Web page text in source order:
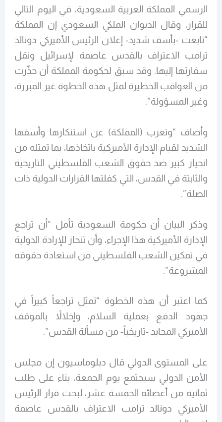
الرسمي المملكة العربية السعودية، في اليوم التالي
للقرار، وقال الديوان الملكي السعودي إن المملكة
“تابعت -بأسف شديد- إعلان الرئيس الأميركي دونالد
ترامب الاعتراف بالقدس عاصمة لإسرائيل ونقل
سفارتها إليها. وقد سبق لحكومة المملكة أن حذّرت
من العواقب الخطيرة لمثل هذه الخطوة غير المبررة،
وغير المسؤولة”.
وأضاف “وتعرب (المملكة) عن استنكارها وأسفها
الشديد لقيام الإدارة الأميركية باتخاذها، بما تمثله من
انحياز كبير ضد حقوق الشعب الفلسطيني التاريخية
والثابتة في القدس، التي كفلتها القرارات الدولية ذات
الصلة”.
وذكر البيان أن حكومة السعودية تأمل “أن تراجع
الإدارة الأميركية هذا الإجراء، وأن تنحاز للإرادة الدولية
في تمكين الشعب الفلسطيني من استعادة حقوقه
المشروعة”.
كما اعتبر أن هذه الخطوة “تمثل تراجعاً كبيراً في
جهود الدفع بعملية السلام، وإخلالاً بالموقف
الأميركي المحايد -تاريخياً- من مسألة القدس”.
على المستوى الدولي قال دبلوماسيون إن مجلس
الأمن الدولي سيجتمع يوم الجمعة، بناء على طلب
ثمانية من أعضائه الخمسة عشر، لبحث قرار الرئيس
الأميركي دونالد ترامب الاعتراف بالقدس عاصمة